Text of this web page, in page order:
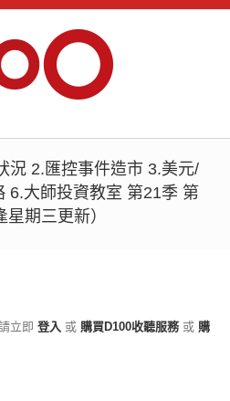
況 2.匯控事件造市 3.美元/
6.大師投資教室 第21季 第
期三更新）
立即 登入 或 購買D100收聽服務 或 購